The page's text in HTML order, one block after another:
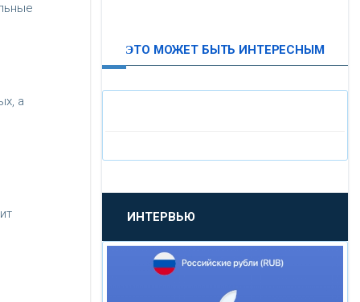
а
«ПРОМСВЯЗЬБАНК»
«НОВИКОМБАНК»
ЭТО МОЖЕТ БЫТЬ ИНТЕРЕСНЫМ
ИНТЕРВЬЮ